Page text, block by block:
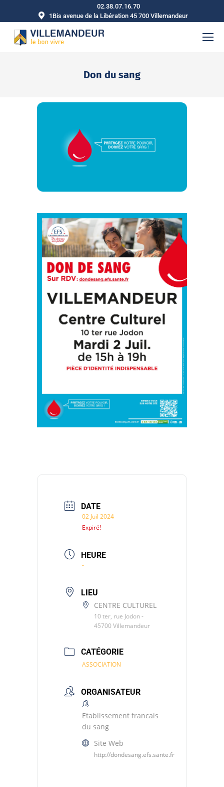
02.38.07.16.70
1Bis avenue de la Libération 45 700 Villemandeur
Don du sang
DATE
02 Juil 2024
Expiré!
HEURE
-
LIEU
CENTRE CULTUREL
10 ter, rue Jodon -
45700 Villemandeur
CATÉGORIE
ASSOCIATION
ORGANISATEUR
Etablissement francais
du sang
Site Web
http://dondesang.efs.sante.fr